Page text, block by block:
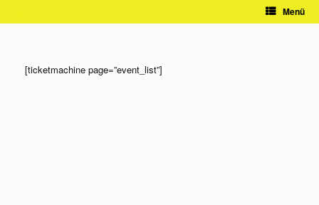
Menü
[ticketmachine page=”event_list”]